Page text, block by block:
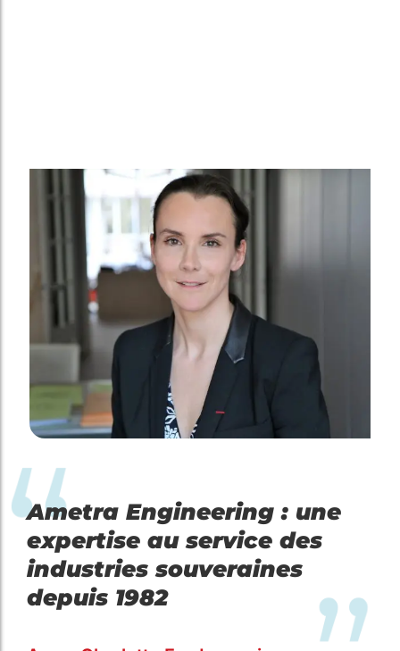
Ametra Engineering : une
expertise au service des
industries souveraines
depuis 1982